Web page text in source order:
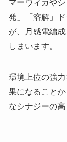
マーヴィカや
発」「溶解」
が、月感電編
しまいます。
環境上位の強
果になること
なシナジーの高